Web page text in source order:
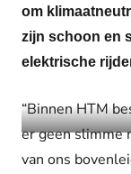
om
zijn schoon en
elektrische
“Binnen HTM
er geen slimme
van ons